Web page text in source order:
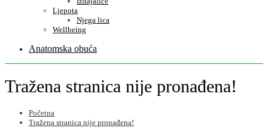
Ljepota
Njega lica
Wellbeing
Anatomska obuća
Tražena stranica nije pronađena!
Početna
Tražena stranica nije pronađena!